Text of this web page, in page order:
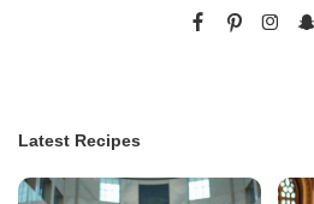
Latest Recipes